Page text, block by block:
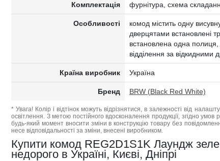
Комплектація фурнітура, схема
Особливості
комод містить одну
дверцятами встановлені
встановлена одна полиця,
відділення за відкидними
Країна виробник Україна
Бренд BRW (Black Red White)
* Увага! Колір і відтінок можуть відрізнятися, в залежності від
освітлення. З метою постійного вдосконалення продукції, згідно
будь-який момент вносити зміни в конструкцію товару без
несе відповідальності за зміни, внесені виробником.
Купити комод REG2D1S1K Лаундж
недорого в Україні, Києві, Дніпрі